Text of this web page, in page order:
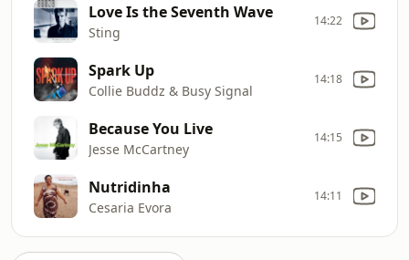
Love Is the Seventh Wave
Sting
14:22
Spark Up
Collie Buddz & Busy Signal
14:18
Because You Live
Jesse McCartney
14:15
Nutridinha
Cesaria Evora
14:11